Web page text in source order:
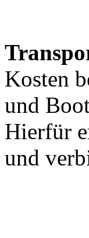
Kosten
und
Hierfür
und